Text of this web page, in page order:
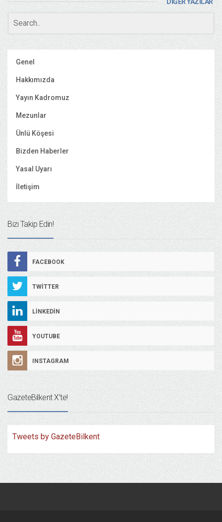
Genel
Hakkımızda
Yayın Kadromuz
Mezunlar
Ünlü Köşesi
Bizden Haberler
Yasal Uyarı
İletişim
Bizi Takip Edin!
FACEBOOK
TWITTER
LINKEDIN
YOUTUBE
INSTAGRAM
GazeteBilkent X’te!
Tweets by GazeteBilkent